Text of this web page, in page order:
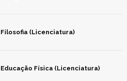
Filosofia (Licenciatura)
Educação Física (Licenciatura)